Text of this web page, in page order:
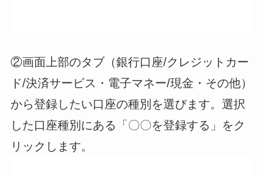
②画面上部のタブ（銀行口座/クレジットカー
ド/決済サービス・電子マネー/現金・その他）
から登録したい口座の種別を選びます。選択
した口座種別にある「〇〇を登録する」をク
リックします。